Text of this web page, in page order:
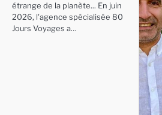
étrange de la planète... En juin
2026, l'agence spécialisée 80
Jours Voyages a…